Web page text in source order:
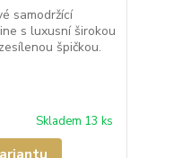
samodržící
s luxusní širokou
špičkou.
Skladem 13 ks